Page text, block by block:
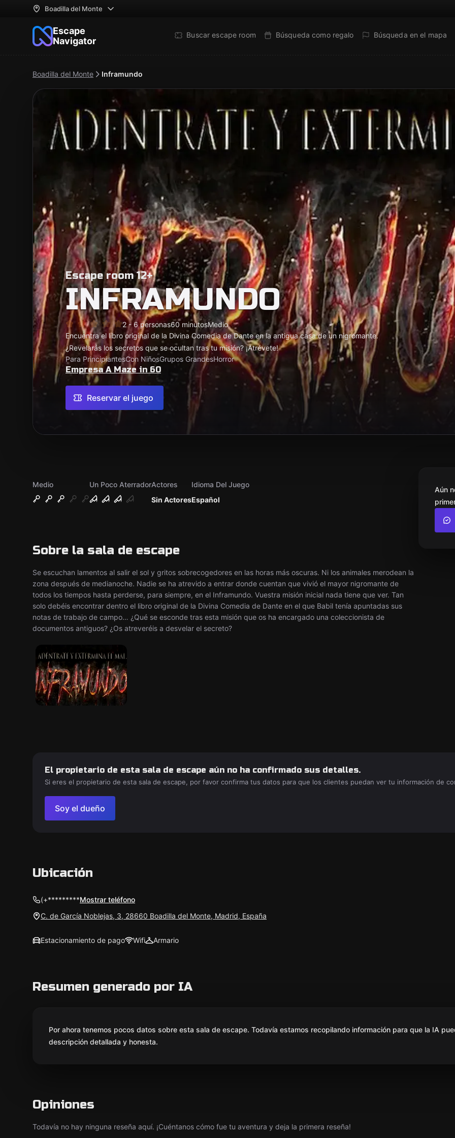
Boadilla del Monte
Escape
Navigator
Buscar escape room Búsqueda como regalo Búsqueda en el mapa
Boadilla del Monte Inframundo
Escape room 12+
INFRAMUNDO
2 - 6 personas60 minutosMedio
Encuentra el libro original de la Divina Comedia de Dante en la antigua casa de un nigromante.
¿Revelarás los secretos que se ocultan tras tu misión? ¡Atrévete!
Para PrincipiantesCon NiñosGrupos GrandesHorror
Empresa A Maze in 60
Reservar el juego
Medio
Un Poco Aterrador
Sin Actores
Actores
Español
Idioma Del Juego
Sobre la sala de escape
Se escuchan lamentos al salir el sol y gritos sobrecogedores en las horas más oscuras. Ni los animales merodean la
zona después de medianoche. Nadie se ha atrevido a entrar donde cuentan que vivió el mayor nigromante de
todos los tiempos hasta perderse, para siempre, en el Inframundo. Vuestra misión inicial nada tiene que ver. Tan
solo debéis encontrar dentro el libro original de la Divina Comedia de Dante en el que Babil tenía apuntadas sus
notas de trabajo de campo… ¿Qué se esconde tras esta misión que os ha encargado una coleccionista de
documentos antiguos? ¿Os atreveréis a desvelar el secreto?
Aún
El propietario de esta sala de escape aún no ha confirmado sus detalles.
Si eres el propietario de esta sala de escape, por favor confirma tus datos para que los clientes puedan ver tu información de
Soy el dueño
Ubicación
(+*********Mostrar teléfono
C. de García Noblejas, 3, 28660 Boadilla del Monte, Madrid, España
Estacionamiento de pago Wifi Armario
Resumen generado por IA
Por ahora tenemos pocos datos sobre esta sala de escape. Todavía estamos recopilando información para que la IA
descripción detallada y honesta.
Opiniones
Todavía no hay ninguna reseña aquí. ¡Cuéntanos cómo fue tu aventura y deja la primera reseña!